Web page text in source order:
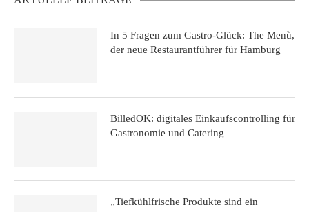
In 5 Fragen zum Gastro-Glück: The Menù,
der neue Restaurantführer für Hamburg
BilledOK: digitales Einkaufscontrolling für
Gastronomie und Catering
„Tiefkühlfrische Produkte sind ein